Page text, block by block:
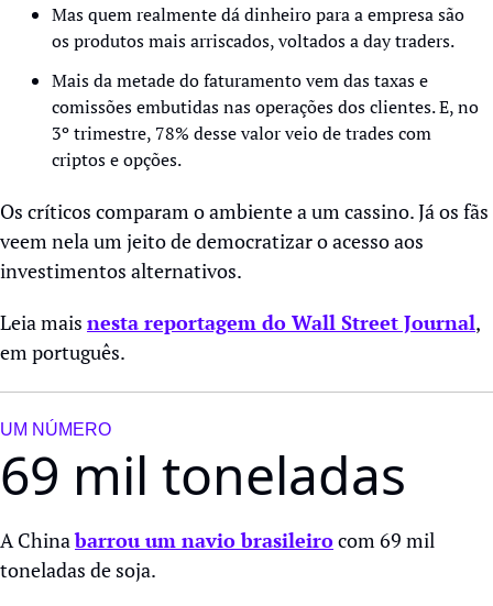
Mas quem realmente dá dinheiro para a empresa são
os produtos mais arriscados, voltados a day traders.
Mais da metade do faturamento vem das taxas e
comissões embutidas nas operações dos clientes. E, no
3º trimestre, 78% desse valor veio de trades com
criptos e opções.
Os críticos comparam o ambiente a um cassino. Já os fãs
veem nela um jeito de democratizar o acesso aos
investimentos alternativos.
Leia mais nesta reportagem do Wall Street Journal,
em português.
UM NÚMERO
69 mil toneladas
A China barrou um navio brasileiro com 69 mil
toneladas de soja.